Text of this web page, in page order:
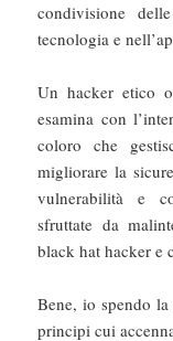
condivisione
tecnologia e
Un hacker etico
esamina con
coloro che
migliorare la
vulnerabilità e
sfruttate da
black hat hacker e
Bene, io spendo
principi cui